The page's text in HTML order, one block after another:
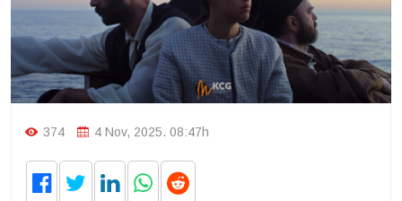
374 4 Nov, 2025. 08:47h